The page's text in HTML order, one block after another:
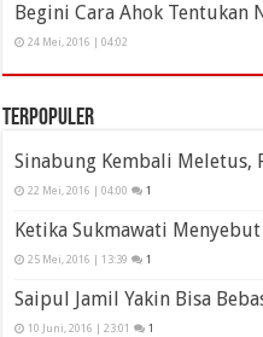
Begini Cara Ahok Tentukan
24 Mei, 2016 | 04:02
Terpopuler
Sinabung Kembali Meletus,
22 Mei, 2016 | 04:00 1
Ketika Sukmawati
25 Mei, 2016 | 13:39 1
Saipul Jamil Yakin Bisa
10 Juni, 2016 | 23:01 1